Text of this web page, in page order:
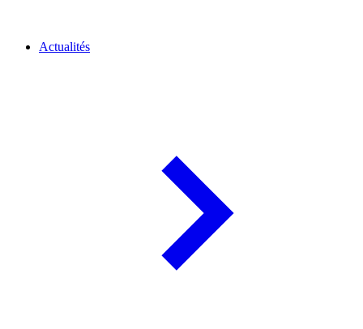
Actualités